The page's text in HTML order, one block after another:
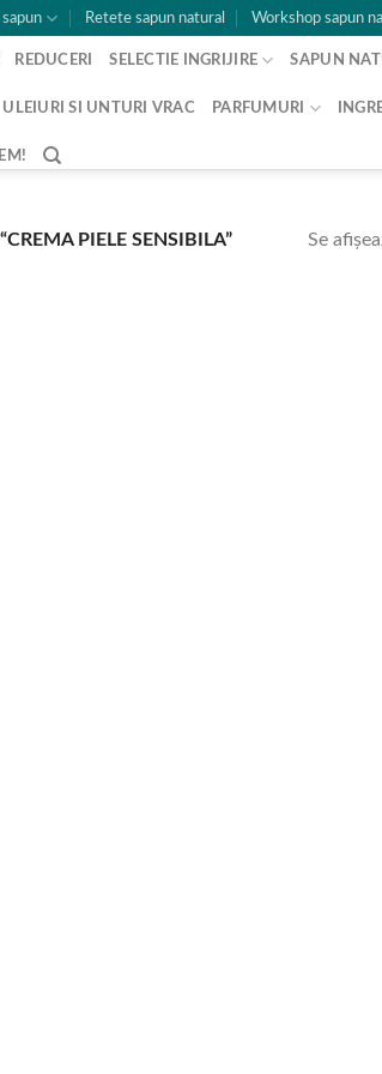
sapun Retete sapun natural Workshop sapun
REDUCERI SELECTIE INGRIJIRE SAPUN
ULEIURI SI UNTURI VRAC PARFUMURI
PIELE SENSIBILA” Se